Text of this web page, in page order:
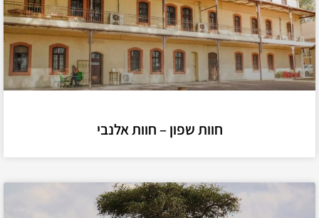
חוות שפון – חוות אלנבי